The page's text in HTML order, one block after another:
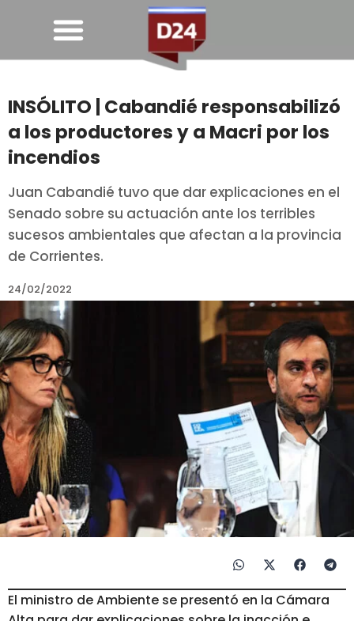
INSÓLITO | Cabandié responsabilizó
a los productores y a Macri por los
incendios
Juan Cabandié tuvo que dar explicaciones en el
Senado sobre su actuación ante los terribles
sucesos ambientales que afectan a la provincia
de Corrientes.
24/02/2022
El ministro de Ambiente se presentó en la Cámara